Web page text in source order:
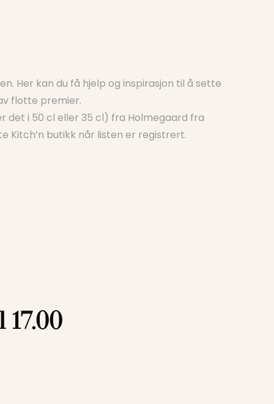
Her kan du få hjelp og inspirasjon til å sette
flotte premier.
det i 50 cl eller 35 cl) fra Holmegaard fra
Kitch’n butikk når listen er registrert.